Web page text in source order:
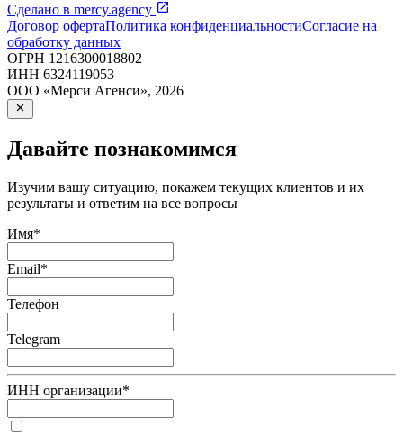
Сделано в mercy.agency
Договор офертаПолитика конфиденциальностиСогласие на
обработку данных
ОГРН 1216300018802
ИНН 6324119053
ООО «Мерси Агенси», 2026
Давайте познакомимся
Изучим вашу ситуацию, покажем текущих клиентов и их
результаты и ответим на все вопросы
Имя*
Email*
Телефон
Telegram
ИНН организации*